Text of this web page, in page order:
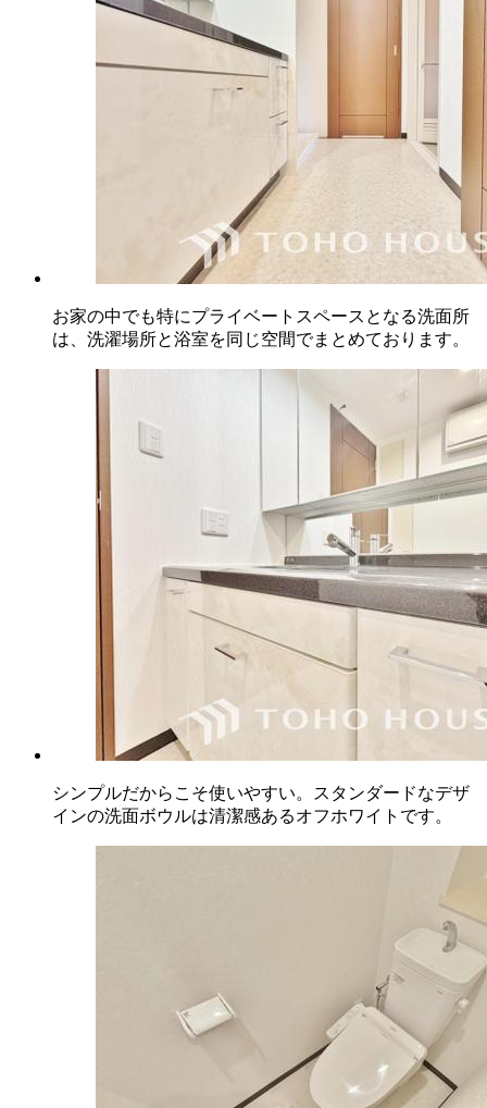
お家の中でも特にプライベートスペースとなる洗面所
は、洗濯場所と浴室を同じ空間でまとめております。
シンプルだからこそ使いやすい。スタンダードなデザ
インの洗面ボウルは清潔感あるオフホワイトです。